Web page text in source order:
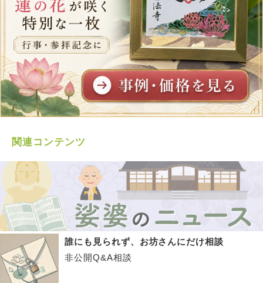
関連コンテンツ
誰にも見られず、お坊さんにだけ相談
非公開Q&A相談